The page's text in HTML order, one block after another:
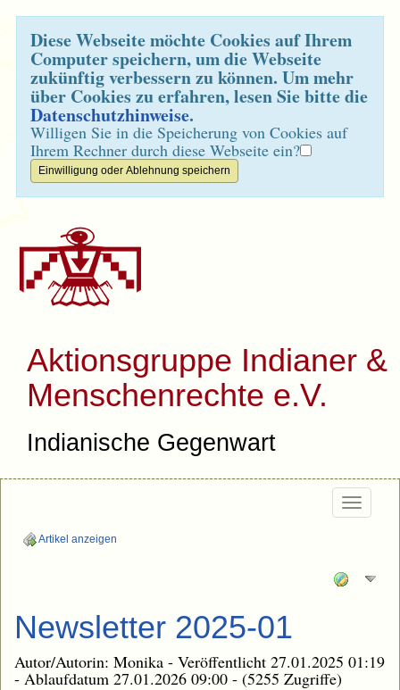
Diese Webseite möchte Cookies auf Ihrem
Computer speichern, um die Webseite
zukünftig verbessern zu können. Um mehr
über Cookies zu erfahren, lesen Sie bitte die
Datenschutzhinweise.
Willigen Sie in die Speicherung von Cookies auf
Ihrem Rechner durch diese Webseite ein?
Aktionsgruppe Indianer &
Menschenrechte e.V.
Indianische Gegenwart
Artikel anzeigen
Newsletter 2025-01
Autor/Autorin: Monika - Veröffentlicht 27.01.2025 01:19
- Ablaufdatum 27.01.2026 09:00 - (5255 Zugriffe)